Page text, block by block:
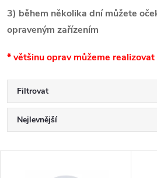
3) během několika dní můžete
opraveným zařízením
* většinu oprav můžeme
Filtrovat
Ř
a
Nejlevnější